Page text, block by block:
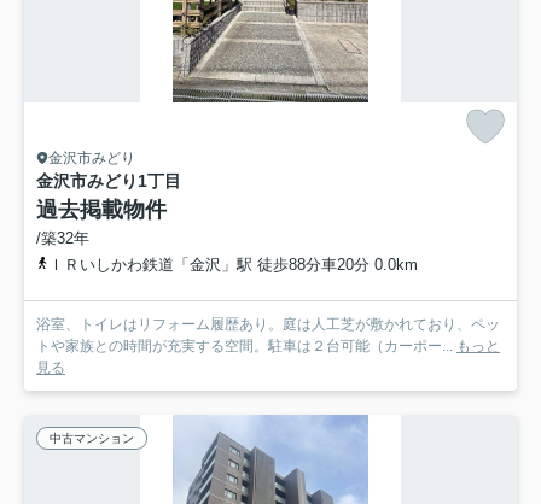
金沢市みどり
金沢市みどり1丁目
過去掲載物件
/築32年
ＩＲいしかわ鉄道「金沢」駅 徒歩88分車20分 0.0km
浴室、トイレはリフォーム履歴あり。庭は人工芝が敷かれており、ペッ
トや家族との時間が充実する空間。駐車は２台可能（カーポー... もっと
見る
中古マンション